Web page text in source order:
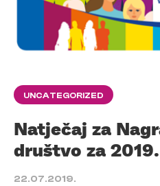
UNCATEGORIZED
Natječaj za
društvo za 2019.
22.07.2019.